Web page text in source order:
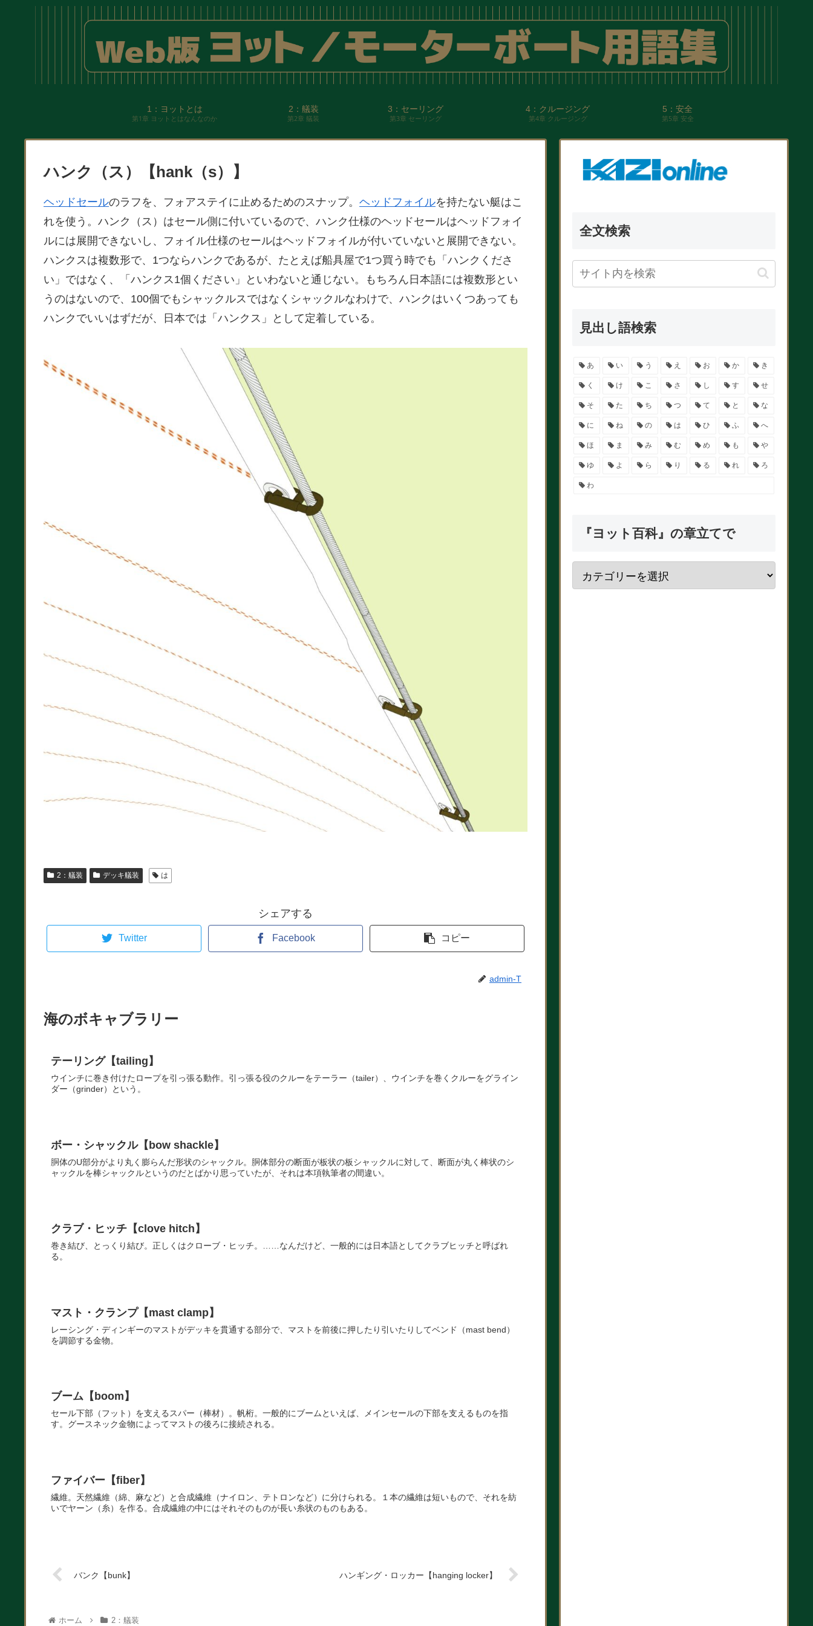
1：ヨットとは
第1章 ヨットとはなんなのか
2：艤装
第2章 艤装
3：セーリング
第3章 セーリング
4：クルージング
第4章 クルージング
5：安全
第5章 安全
ハンク（ス）【hank（s）】
ヘッドセールのラフを、フォアステイに止めるためのスナップ。 ヘッドフォイルを持たない艇はこ
れを使う。ハンク（ス）はセール側に付いているので、ハンク仕様のヘッドセールはヘッドフォイ
ルには展開できないし、フォイル仕様のセールはヘッドフォイルが付いていないと展開できない。
ハンクスは複数形で、1つならハンクであるが、たとえば船具屋で1つ買う時でも「ハンクくださ
い」ではなく、「ハンクス1個ください」といわないと通じない。もちろん日本語には複数形とい
うのはないので、100個でもシャックルスではなくシャックルなわけで、ハンクはいくつあっても
ハンクでいいはずだが、日本では「ハンクス」として定着している。
2：艤装 デッキ艤装 は
シェアする
Twitter Facebook コピー
admin-T
海のボキャブラリー
テーリング【tailing】
ウインチに巻き付けたロープを引っ張る動作。引っ張る役のクルーをテーラー（tailer）、ウインチを巻くクルーをグライン
ダー（grinder）という。
ボー・シャックル【bow shackle】
胴体のU部分がより丸く膨らんだ形状のシャックル。胴体部分の断面が板状の板シャックルに対して、断面が丸く棒状のシ
ャックルを棒シャックルというのだとばかり思っていたが、それは本項執筆者の間違い。
クラブ・ヒッチ【clove hitch】
巻き結び、とっくり結び。正しくはクローブ・ヒッチ。……なんだけど、一般的には日本語としてクラブヒッチと呼ばれ
る。
マスト・クランプ【mast clamp】
レーシング・ディンギーのマストがデッキを貫通する部分で、マストを前後に押したり引いたりしてベンド（mast bend）
を調節する金物。
ブーム【boom】
セール下部（フット）を支えるスパー（棒材）。帆桁。一般的にブームといえば、メインセールの下部を支えるものを指
す。グースネック金物によってマストの後ろに接続される。
ファイバー【fiber】
繊維。天然繊維（綿、麻など）と合成繊維（ナイロン、テトロンなど）に分けられる。１本の繊維は短いもので、それを紡
いでヤーン（糸）を作る。合成繊維の中にはそれそのものが長い糸状のものもある。
バンク【bunk】 ハンギング・ロッカー【hanging locker】
ホーム 2：艤装
全文検索
見出し語検索
あ い う え お か き
く け こ さ し す せ
そ た ち つ て と な
に ね の は ひ ふ へ
ほ ま み む め も や
ゆ よ ら り る れ ろ
わ
『ヨット百科』の章立てで